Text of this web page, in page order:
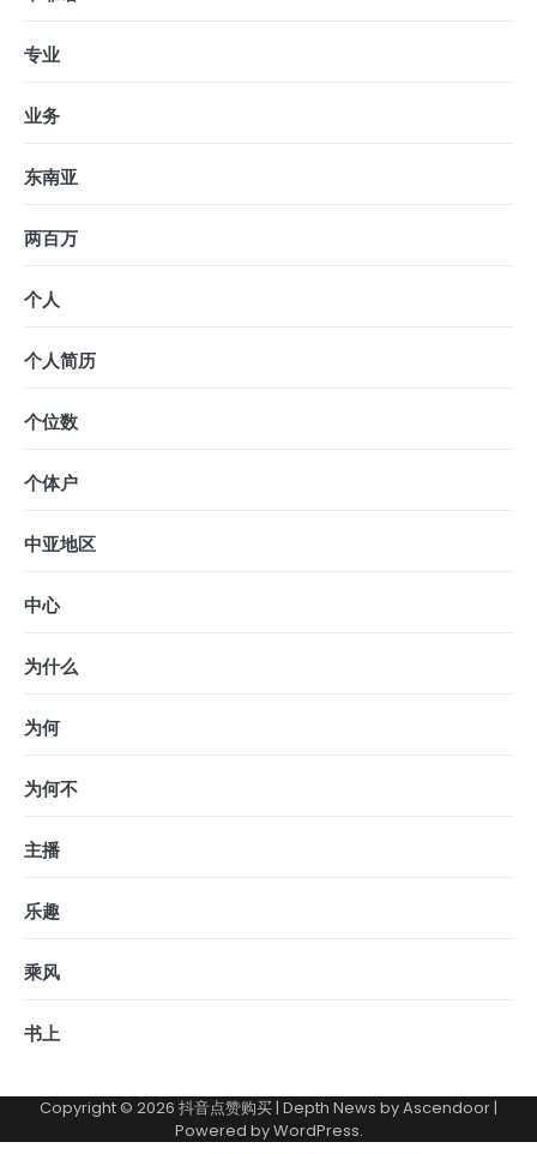
专业
业务
东南亚
两百万
个人
个人简历
个位数
个体户
中亚地区
中心
为什么
为何
为何不
主播
乐趣
乘风
书上
Copyright © 2026 抖音点赞购买| Depth News byAscendoor|
Powered byWordPress.